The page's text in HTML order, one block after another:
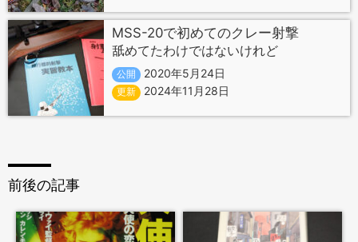
MSS-20で初めてのクレー射撃
舐めてたわけではないけれど
公開 2020年5月24日
更新 2024年11月28日
前後の記事